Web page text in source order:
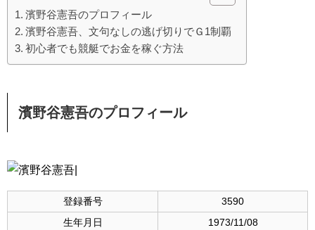
濱野谷憲吾のプロフィール
濱野谷憲吾、文句なしの逃げ切りでＧ1制覇
初心者でも競艇でお金を稼ぐ方法
濱野谷憲吾のプロフィール
登録番号
3590
生年月日
1973/11/08